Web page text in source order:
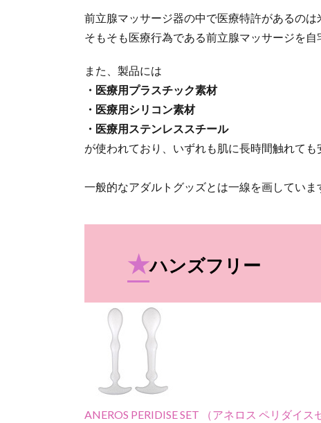
前立腺マッサージ器の中で医療特許があるのは
そもそも医療行為である前立腺マッサージを
また、製品には
・医療用プラスチック素材
・医療用シリコン素材
・医療用ステンレススチール
が使われており、いずれも肌に長時間触れても
一般的なアダルトグッズとは一線を画していま
★ハンズフリー
ANEROS PERIDISE SET （アネロス ペリダイス